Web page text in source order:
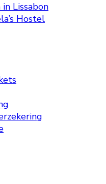
Lissabon
Hostel